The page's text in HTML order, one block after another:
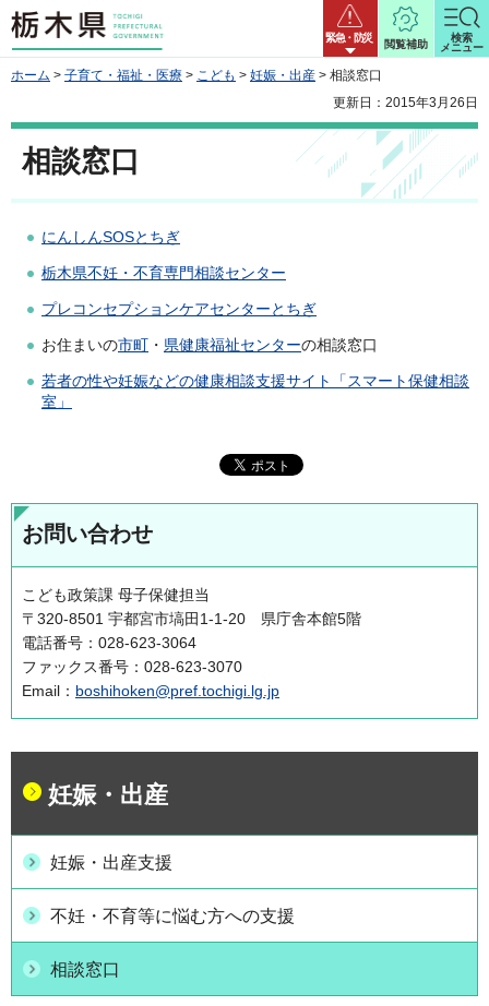
栃木県 緊急・防災
閲覧補助
検索
メニュー
ホーム > 子育て・福祉・医療 > こども > 妊娠・出産 > 相談窓口
更新日：2015年3月26日
相談窓口
にんしんSOSとちぎ
栃木県不妊・不育専門相談センター
プレコンセプションケアセンターとちぎ
お住まいの市町 ・ 県健康福祉センターの相談窓口
若者の性や妊娠などの健康相談支援サイト「スマート保健相談
室」
お問い合わせ
こども政策課 母子保健担当
〒320-8501 宇都宮市塙田1-1-20 県庁舎本館5階
電話番号：028-623-3064
ファックス番号：028-623-3070
Email： boshihoken@pref.tochigi.lg.jp
妊娠・出産
妊娠・出産支援
不妊・不育等に悩む方への支援
相談窓口